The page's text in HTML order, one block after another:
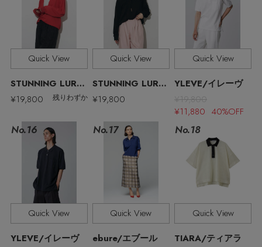
【エディターズ・エッセンシャル】
ベーシックとトレンドが交差する16の名品
Quick View
STUNNING LURE/スタニングルアー
¥19,800
残りわずか
Quick View
STUNNING LURE/スタニングルアー
¥19,800
Quick View
YLEVE/イレーヴ
¥19,800
¥11,880 40%OFF
No.16
Quick View
YLEVE/イレーヴ
No.17
Quick View
ebure/エブール
No.18
Quick View
TIARA/ティアラ